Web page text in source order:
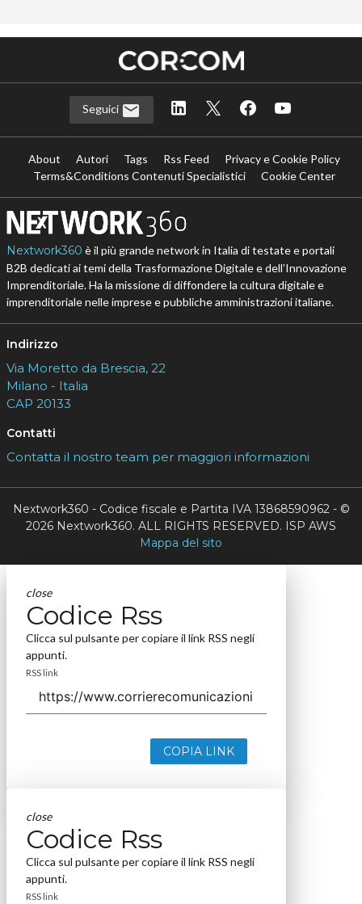
Seguici
About Autori Tags Rss Feed
Privacy e Cookie Policy
Terms&Conditions Contenuti Specialistici
Cookie Center
Nextwork360 è il più grande network in Italia di testate e portali
B2B dedicati ai temi della Trasformazione Digitale e dell’Innovazione
Imprenditoriale. Ha la missione di diffondere la cultura digitale e
imprenditoriale nelle imprese e pubbliche amministrazioni italiane.
Indirizzo
Via Moretto da Brescia, 22
Milano - Italia
CAP 20133
Contatti
Contatta il nostro team per maggiori informazioni
Nextwork360 - Codice fiscale e Partita IVA 13868590962 - ©
2026 Nextwork360. ALL RIGHTS RESERVED. ISP AWS
Mappa del sito
close
Codice Rss
Clicca sul pulsante per copiare il link RSS negli
appunti.
RSS link
COPIA LINK
close
Codice Rss
Clicca sul pulsante per copiare il link RSS negli
appunti.
RSS link